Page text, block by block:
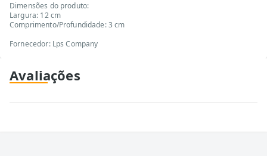
Dimensões do produto:
Largura: 12 cm
Comprimento/Profundidade: 3 cm
Fornecedor: Lps Company
Avaliações